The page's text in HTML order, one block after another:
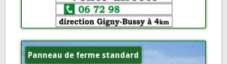
Panneau de ferme standard